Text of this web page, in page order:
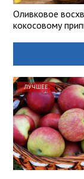
Оливковое
кокосовому
ЛУЧШЕЕ